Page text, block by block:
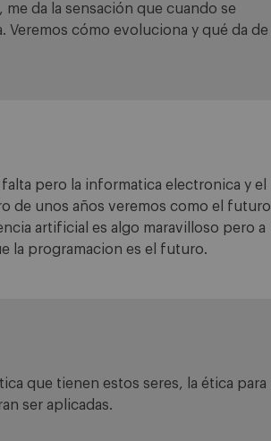
da la sensación que cuando se
Veremos cómo evoluciona y qué da de
pero la informatica electronica y el
de unos años veremos como el futuro
artificial es algo maravilloso pero a
la programacion es el futuro.
que tienen estos seres, la ética para
ser aplicadas.